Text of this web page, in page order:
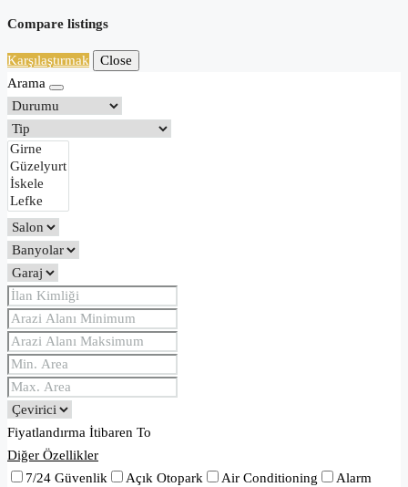
Compare listings
Karşılaştırmak
Close
Arama
Fiyatlandırma İtibaren To
Diğer Özellikler
7/24 Güvenlik
Açık Otopark Air Conditioning
Alarm